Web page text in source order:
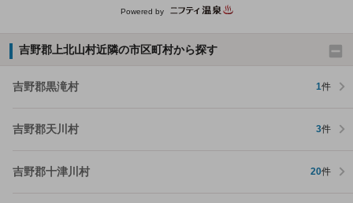
Powered by
吉野郡上北山村近隣の市区町村から探す
吉野郡黒滝村 1件
吉野郡天川村 3件
吉野郡十津川村 20件